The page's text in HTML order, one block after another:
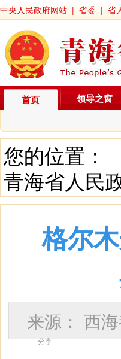
中央人民政府网站 | 省委 | 省
首页 领导之窗
您的位置：
青海省人民
格尔
来源： 西
分享